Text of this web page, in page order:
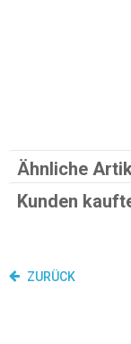
Ähnliche
Kunden
ZURÜCK